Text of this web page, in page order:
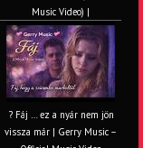
Music Video) |
? Fáj … ez a nyár nem jön
vissza már | Gerry Music –